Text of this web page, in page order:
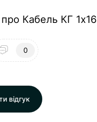
про Кабель КГ 1х16
0
відгук